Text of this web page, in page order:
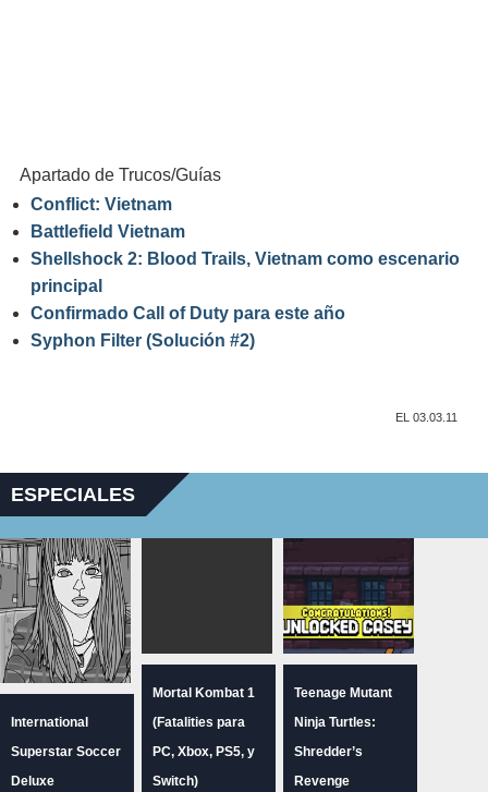
Apartado de Trucos/Guías
Conflict: Vietnam
Battlefield Vietnam
Shellshock 2: Blood Trails, Vietnam como escenario
principal
Confirmado Call of Duty para este año
Syphon Filter (Solución #2)
EL 03.03.11
ESPECIALES
International
Superstar Soccer
Deluxe
Mortal Kombat 1
(Fatalities para
PC, Xbox, PS5, y
Switch)
Teenage Mutant
Ninja Turtles:
Shredder’s
Revenge